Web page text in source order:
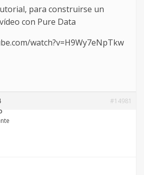
para construirse un
con Pure Data
watch?v=H9Wy7eNpTkw
#14981